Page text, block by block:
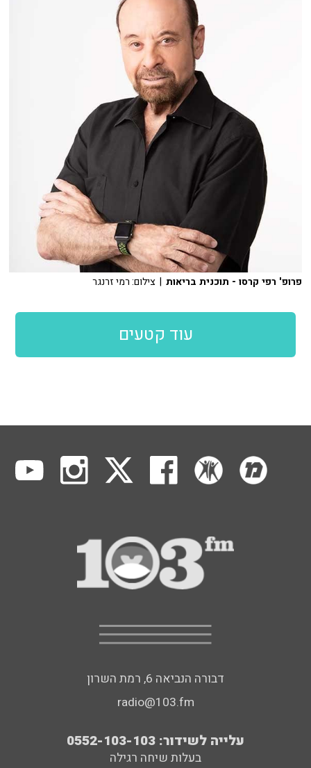
פרופ' רפי קרסו - תוכנית בריאות | צילום: רמי זרנגר
עוד קטעים
דבורה הנביאה 6, רמת השרון
radio@103.fm
עלייה לשידור: 0552-103-103
בעלות שיחה רגילה